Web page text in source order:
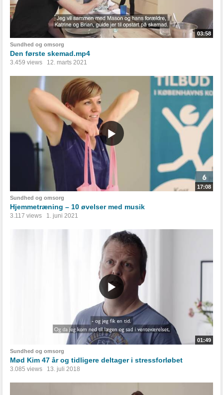
03:58
Sundhed og omsorg
Den første skemad.mp4
3.459 views 12. marts 2021
17:08
Sundhed og omsorg
Hjemmetræning – 10 øvelser med musik
3.117 views 1. juni 2021
01:49
Sundhed og omsorg
Mød Kim 47 år og tidligere deltager i stressforløbet
3.085 views 13. juli 2018